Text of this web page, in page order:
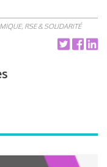
RSE & SOLIDARITÉ